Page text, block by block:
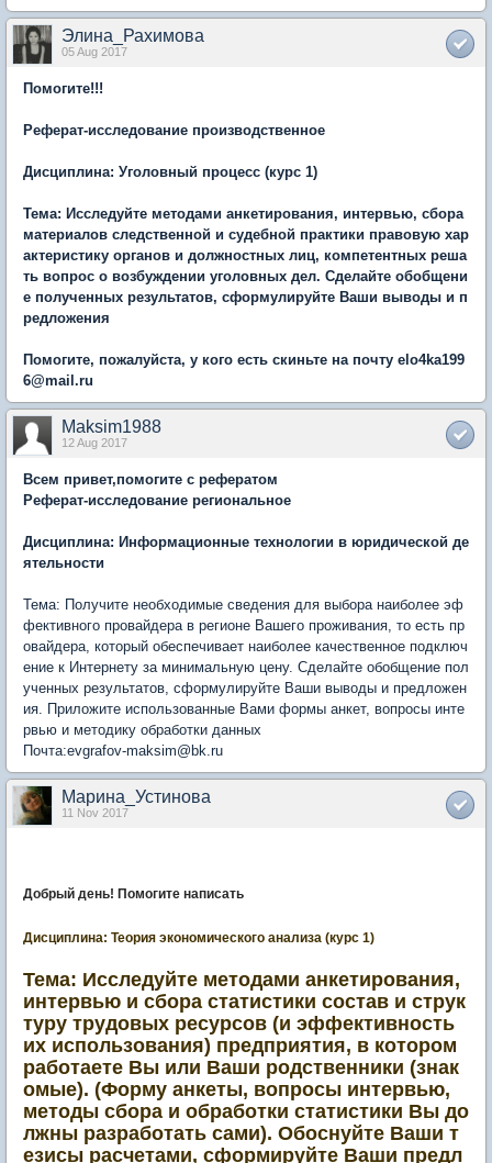
Элина_Рахимова
05 Aug 2017
Помогите!!!
Реферат-исследование производственное
Дисциплина: Уголовный процесс (курс 1)
Тема: Исследуйте методами анкетирования, интервью, сбора
материалов следственной и судебной практики правовую хар
актеристику органов и должностных лиц, компетентных реша
ть вопрос о возбуждении уголовных дел. Сделайте обобщени
е полученных результатов, сформулируйте Ваши выводы и п
редложения
Помогите, пожалуйста, у кого есть скиньте на почту elo4ka199
6@mail.ru
Maksim1988
12 Aug 2017
Всем привет,помогите с рефератом
Реферат-исследование региональное
Дисциплина: Информационные технологии в юридической де
ятельности
Тема: Получите необходимые сведения для выбора наиболее эф
фективного провайдера в регионе Вашего проживания, то есть пр
овайдера, который обеспечивает наиболее качественное подключ
ение к Интернету за минимальную цену. Сделайте обобщение пол
ученных результатов, сформулируйте Ваши выводы и предложен
ия. Приложите использованные Вами формы анкет, вопросы инте
рвью и методику обработки данных
Почта:evgrafov-maksim@bk.ru
Марина_Устинова
11 Nov 2017
Добрый день! Помогите написать
Дисциплина: Теория экономического анализа (курс 1)
Тема: Исследуйте методами анкетирования,
интервью и сбора статистики состав и струк
туру трудовых ресурсов (и эффективность
их использования) предприятия, в котором
работаете Вы или Ваши родственники (знак
омые). (Форму анкеты, вопросы интервью,
методы сбора и обработки статистики Вы до
лжны разработать сами). Обоснуйте Ваши т
езисы расчетами, сформируйте Ваши предл